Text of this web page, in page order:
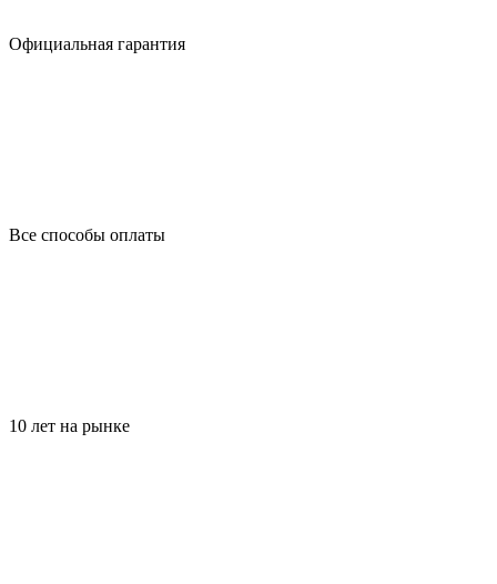
Официальная гарантия
Все способы оплаты
10 лет на рынке